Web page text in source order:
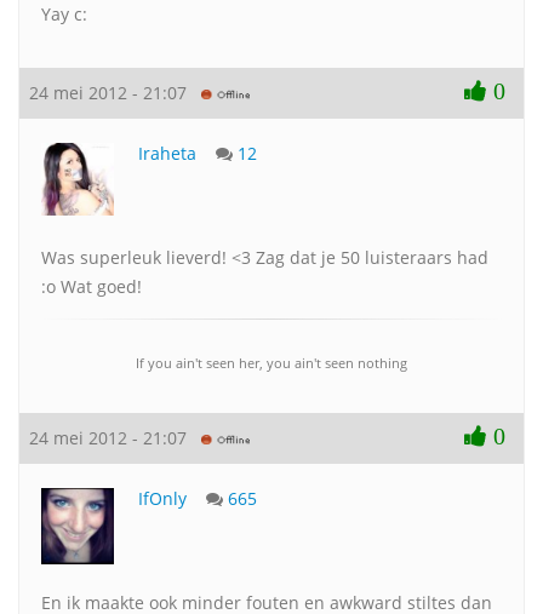
Yay c:
24 mei 2012 - 21:07 0
Iraheta 12
Was superleuk lieverd! <3 Zag dat je 50 luisteraars had
:o Wat goed!
If you ain't seen her, you ain't seen nothing
24 mei 2012 - 21:07 0
IfOnly 665
En ik maakte ook minder fouten en awkward stiltes dan